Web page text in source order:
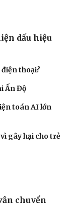
quy mô lớn nhất
Bản đón lượng
dấu hiệu
Ấn Độ